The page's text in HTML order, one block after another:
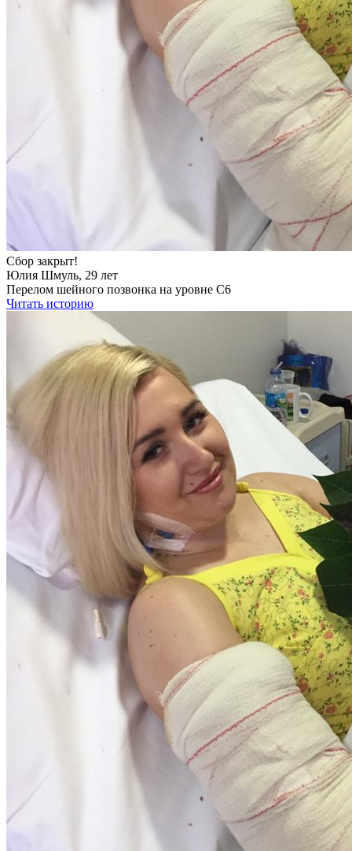
Сбор закрыт!
Юлия Шмуль, 29 лет
Перелом шейного позвонка на уровне С6
Читать историю